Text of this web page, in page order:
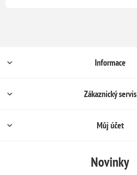
Informace
Zákaznický servis
Můj účet
Novinky